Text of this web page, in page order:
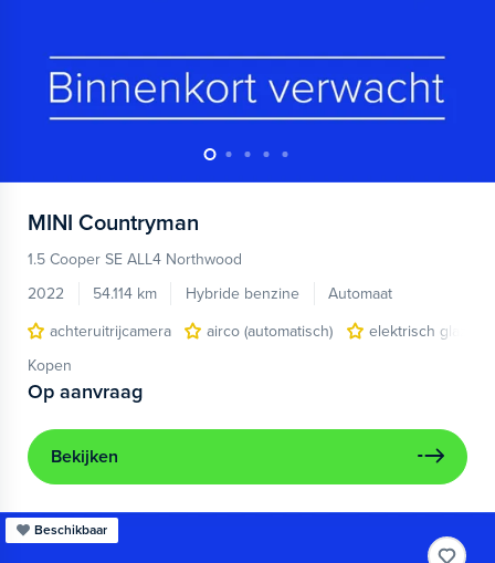
MINI Countryman
1.5 Cooper SE ALL4 Northwood
2022
54.114 km Hybride benzine
Automaat
achteruitrijcamera
airco (automatisch)
elektrisch glazen
Kopen
Op aanvraag
Bekijken
Beschikbaar